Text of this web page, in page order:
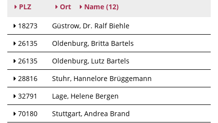
PLZ Ort Name (12)
18273 Güstrow Dr. Ralf Biehle
26135
Oldenburg Britta Bartels
26135
Oldenburg Lutz Bartels
28816
Stuhr Hannelore Brüggemann
32791
Lage Helene Bergen
70180
Stuttgart Andrea Brand